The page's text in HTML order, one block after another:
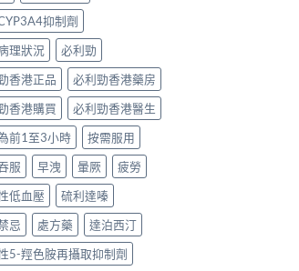
抑制劑
理狀況
必利勁
香港正品
必利勁香港藥房
香港購買
必利勁香港醫生
前1至3小時
按需服用
服
早洩 暈厥
疲勞
低血壓
硫利達嗪
忌
處方藥
達泊西汀
5-羥色胺再攝取抑制劑